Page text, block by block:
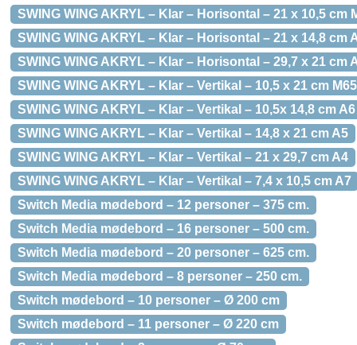
SWING WING AKRYL – Klar – Horisontal – 21 x 10,5 cm
SWING WING AKRYL – Klar – Horisontal – 21 x 14,8 cm
SWING WING AKRYL – Klar – Horisontal – 29,7 x 21 cm
SWING WING AKRYL – Klar – Vertikal – 10,5 x 21 cm M65
SWING WING AKRYL – Klar – Vertikal – 10,5x 14,8 cm A6
SWING WING AKRYL – Klar – Vertikal – 14,8 x 21 cm A5
SWING WING AKRYL – Klar – Vertikal – 21 x 29,7 cm A4
SWING WING AKRYL – Klar – Vertikal – 7,4 x 10,5 cm A7
Switch Media mødebord – 12 personer – 375 cm.
Switch Media mødebord – 16 personer – 500 cm.
Switch Media mødebord – 20 personer – 625 cm.
Switch Media mødebord – 8 personer – 250 cm.
Switch mødebord – 10 personer – Ø 200 cm
Switch mødebord – 11 personer – Ø 220 cm